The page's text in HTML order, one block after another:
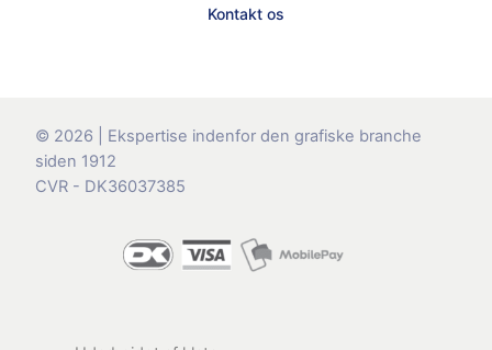
Kontakt os
© 2026 | Ekspertise indenfor den grafiske branche
siden 1912
CVR - DK36037385